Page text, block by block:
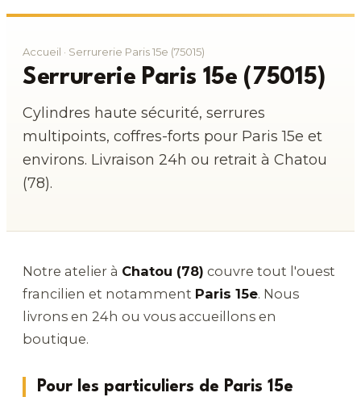
Accueil · Serrurerie Paris 15e (75015)
Serrurerie Paris 15e (75015)
Cylindres haute sécurité, serrures
multipoints, coffres-forts pour Paris 15e et
environs. Livraison 24h ou retrait à Chatou
(78).
Notre atelier à Chatou (78) couvre tout l'ouest
francilien et notamment Paris 15e. Nous
livrons en 24h ou vous accueillons en
boutique.
Pour les particuliers de Paris 15e